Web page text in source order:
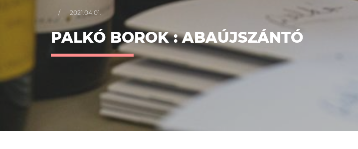
/ 2021.04.01.
PALKÓ BOROK : ABAÚJSZÁNTÓ